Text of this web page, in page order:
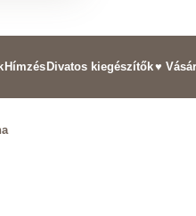
Hímzés Divatos kiegészítők♥ Vásár